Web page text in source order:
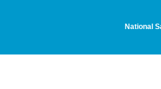
National